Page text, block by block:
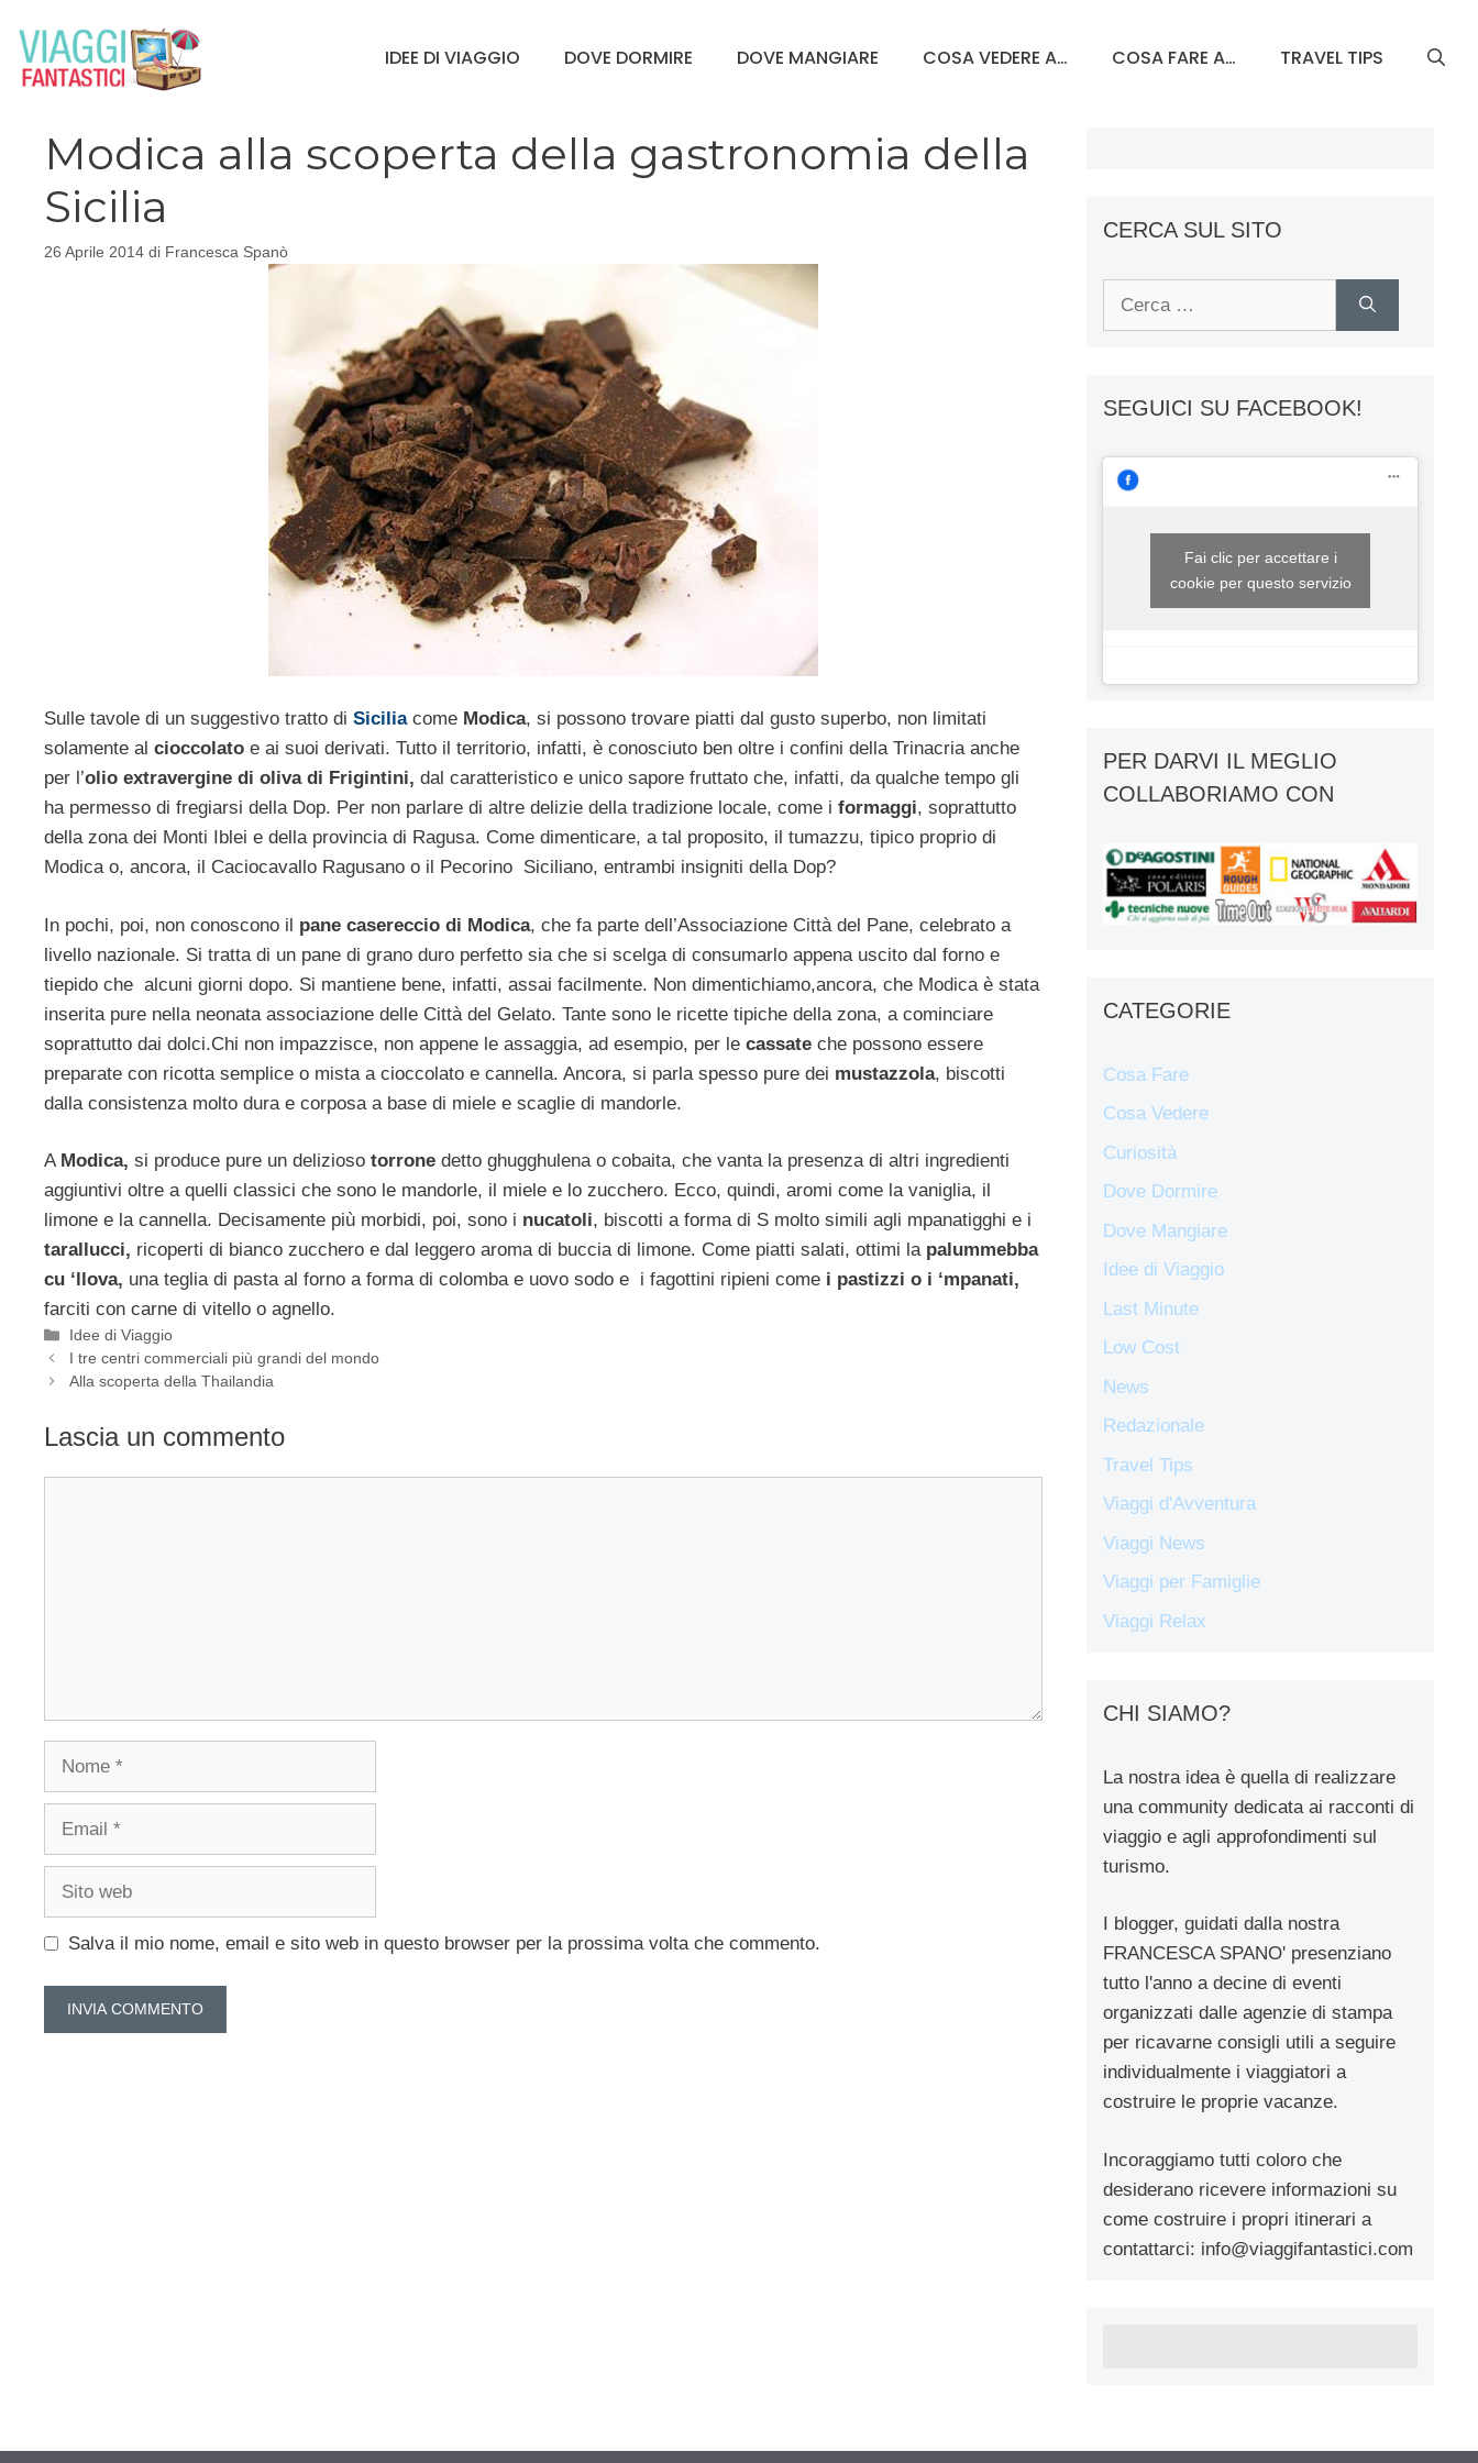
contenuto
IDEE DI VIAGGIO DOVE DORMIRE DOVE MANGIARE COSA VEDERE A… COSA FARE A… TRAVEL TIPS
Modica alla scoperta della gastronomia della
Sicilia
26 Aprile 2014 di Francesca Spanò
Sulle tavole di un suggestivo tratto di Siciliacome Modica, si possono trovare piatti dal gusto superbo, non limitati
solamente al cioccolato e ai suoi derivati. Tutto il territorio, infatti, è conosciuto ben oltre i confini della Trinacria anche
per l’olio extravergine di oliva di Frigintini, dal caratteristico e unico sapore fruttato che, infatti, da qualche tempo gli
ha permesso di fregiarsi della Dop. Per non parlare di altre delizie della tradizione locale, come i formaggi, soprattutto
della zona dei Monti Iblei e della provincia di Ragusa. Come dimenticare, a tal proposito, il tumazzu, tipico proprio di
Modica o, ancora, il Caciocavallo Ragusano o il Pecorino Siciliano, entrambi insigniti della Dop?
In pochi, poi, non conoscono il pane casereccio di Modica, che fa parte dell’Associazione Città del Pane, celebrato a
livello nazionale. Si tratta di un pane di grano duro perfetto sia che si scelga di consumarlo appena uscito dal forno e
tiepido che alcuni giorni dopo. Si mantiene bene, infatti, assai facilmente. Non dimentichiamo,ancora, che Modica è stata
inserita pure nella neonata associazione delle Città del Gelato. Tante sono le ricette tipiche della zona, a cominciare
soprattutto dai dolci.Chi non impazzisce, non appene le assaggia, ad esempio, per le cassate che possono essere
preparate con ricotta semplice o mista a cioccolato e cannella. Ancora, si parla spesso pure dei mustazzola, biscotti
dalla consistenza molto dura e corposa a base di miele e scaglie di mandorle.
A Modica, si produce pure un delizioso torrone detto ghugghulena o cobaita, che vanta la presenza di altri ingredienti
aggiuntivi oltre a quelli classici che sono le mandorle, il miele e lo zucchero. Ecco, quindi, aromi come la vaniglia, il
limone e la cannella. Decisamente più morbidi, poi, sono i nucatoli, biscotti a forma di S molto simili agli mpanatigghi e i
tarallucci, ricoperti di bianco zucchero e dal leggero aroma di buccia di limone. Come piatti salati, ottimi lapalummebba
cu ‘llova, una teglia di pasta al forno a forma di colomba e uovo sodo e i fagottini ripieni come i pastizzi o i ‘mpanati,
farciti con carne di vitello o agnello.
Categorie
Idee di Viaggio
I tre centri commerciali più grandi del mondo
Alla scoperta della Thailandia
Lascia un commento
Nome
Email
Sito
Salva il mio nome, email e sito web in questo browser per la prossima volta che commento.
CERCA SUL SITO
SEGUICI SU FACEBOOK!
Fai clic per accettare i
cookie per questo servizio
PER DARVI IL MEGLIO
COLLABORIAMO CON
CATEGORIE
Cosa Fare
Cosa Vedere
Curiosità
Dove Dormire
Dove Mangiare
Idee di Viaggio
Last Minute
Low Cost
News
Redazionale
Travel Tips
Viaggi d'Avventura
Viaggi News
Viaggi per Famiglie
Viaggi Relax
CHI SIAMO?
La nostra idea è quella di realizzare
una community dedicata ai racconti di
viaggio e agli approfondimenti sul
turismo.
I blogger, guidati dalla nostra
FRANCESCA SPANO' presenziano
tutto l'anno a decine di eventi
organizzati dalle agenzie di stampa
per ricavarne consigli utili a seguire
individualmente i viaggiatori a
costruire le proprie vacanze.
Incoraggiamo tutti coloro che
desiderano ricevere informazioni su
come costruire i propri itinerari a
contattarci: info@viaggifantastici.com